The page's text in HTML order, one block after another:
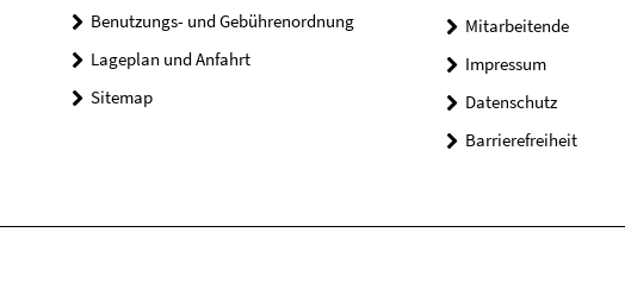
Benutzungs- und Gebührenordnung
Lageplan und Anfahrt
Sitemap
Mitarbeitende
Impressum
Datenschutz
Barrierefreiheit